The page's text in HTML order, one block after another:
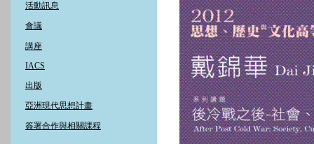
活動訊息
會議
講座
IACS
出版
亞洲現代思想計畫
簽署合作與相關課程